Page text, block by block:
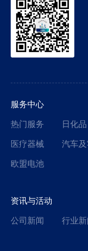
服务中心
热门服务
日化品
医疗器械
汽车
欧盟电池
资讯与活动
公司新闻
行业